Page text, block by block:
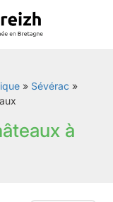
» Sévérac »
à